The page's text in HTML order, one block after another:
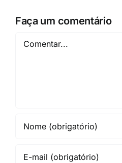
Faça um comentário